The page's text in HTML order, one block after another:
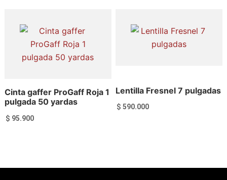
Leer más Leer más
Cinta gaffer ProGaff Roja 1
pulgada 50 yardas
$ 95.900
Añadir al carrito
Lentilla Fresnel 7 pulgadas
$ 590.000
Añadir al carrito